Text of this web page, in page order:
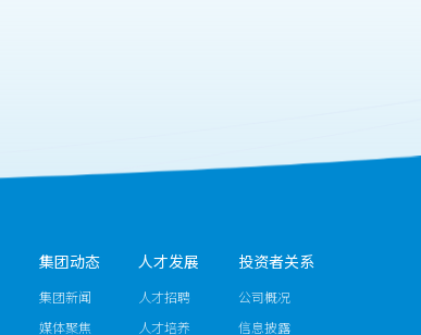
集团动态
集团新闻
媒体聚焦
人才发展
人才招聘
人才培养
投资者关系
公司概况
信息披露